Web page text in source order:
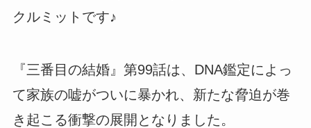
クルミットです♪
『三番目の結婚』第99話は、DNA鑑定によっ
て家族の嘘がついに暴かれ、新たな脅迫が巻
き起こる衝撃の展開となりました。